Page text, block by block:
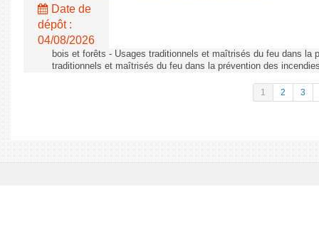
Date de
dépôt :
04/08/2026
bois et forêts - Usages traditionnels et maîtrisés du feu dans la
traditionnels et maîtrisés du feu dans la prévention des
1 2 3